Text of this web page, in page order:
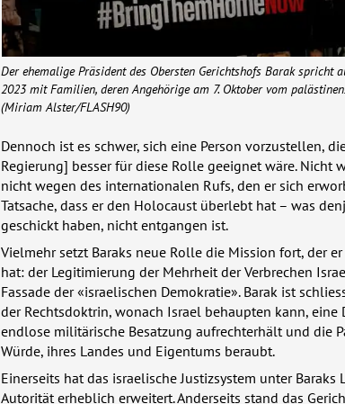
Der ehemalige Präsident des Obersten Gerichtshofs Barak spricht
2023 mit Familien, deren Angehörige am 7. Oktober vom
(Miriam Alster/FLASH90)
Dennoch ist es schwer, sich eine Person vorzustellen,
Regierung] besser für diese Rolle geeignet wäre. Nicht
nicht wegen des internationalen Rufs, den er sich
Tatsache, dass er den Holocaust überlebt hat – was
geschickt haben, nicht entgangen ist.
Vielmehr setzt Baraks neue Rolle die Mission fort, der
hat: der Legitimierung der Mehrheit der Verbrechen
Fassade der «israelischen Demokratie». Barak ist
der Rechtsdoktrin, wonach Israel behaupten kann, eine
endlose militärische Besatzung aufrechterhält und die
Würde, ihres Landes und Eigentums beraubt.
Einerseits hat das israelische Justizsystem unter
Autorität erheblich erweitert. Anderseits stand das